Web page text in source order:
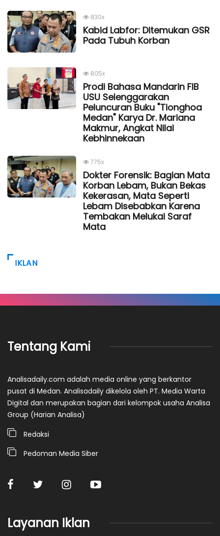
830x
Kabid Labfor: Ditemukan GSR
Pada Tubuh Korban
805x
Prodi Bahasa Mandarin FIB
USU Selenggarakan
Peluncuran Buku "Tionghoa
Medan" Karya Dr. Mariana
Makmur, Angkat Nilai
Kebhinnekaan
775x
Dokter Forensik: Bagian Mata
Korban Lebam, Bukan Bekas
Kekerasan, Mata Seperti
Lebam Disebabkan Karena
Tembakan Melukai Saraf
Mata
IKLAN
Tentang Kami
Analisadaily.com adalah media online yang berkantor
pusat di Medan. Analisadaily dikelola oleh PT. Media Warta
Digital dan merupakan bagian dari kelompok usaha Analisa
Group (Harian Analisa)
Redaksi
Pedoman Media Siber
Layanan Iklan